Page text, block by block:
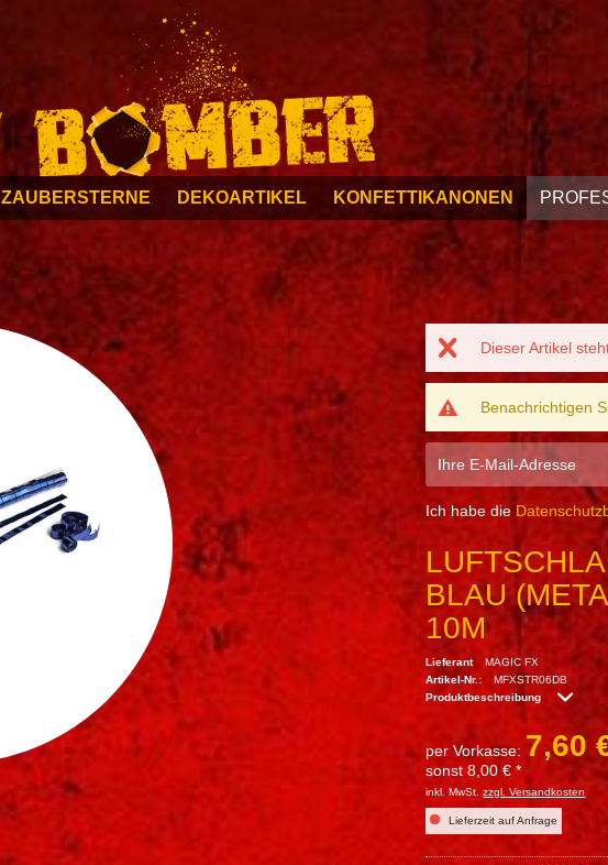
ZAUBERSTERNE DEKOARTIKEL KONFETTIKANONEN
Dieser Artikel
Benachrichtigen
Ich habe die
BLAU
10M
Lieferant
MAGIC FX
Artikel-Nr.:
MFXSTR06DB
Produktbeschreibung
per Vorkasse: 7,60
sonst 8,00 € *
inkl. MwSt.zzgl. Versandkosten
Lieferzeit auf Anfrage